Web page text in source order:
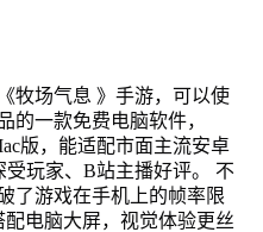
牧场气息 》手游，可以使
的一款免费电脑软件，
版，能适配市面主流安卓
受玩家、B站主播好评。 不
了游戏在手机上的帧率限
电脑大屏，视觉体验更丝